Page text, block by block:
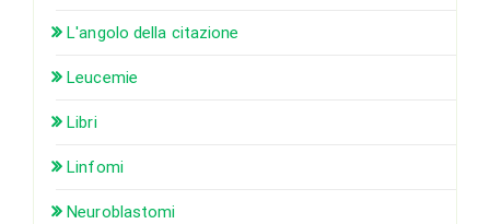
L'angolo della citazione
Leucemie
Libri
Linfomi
Neuroblastomi